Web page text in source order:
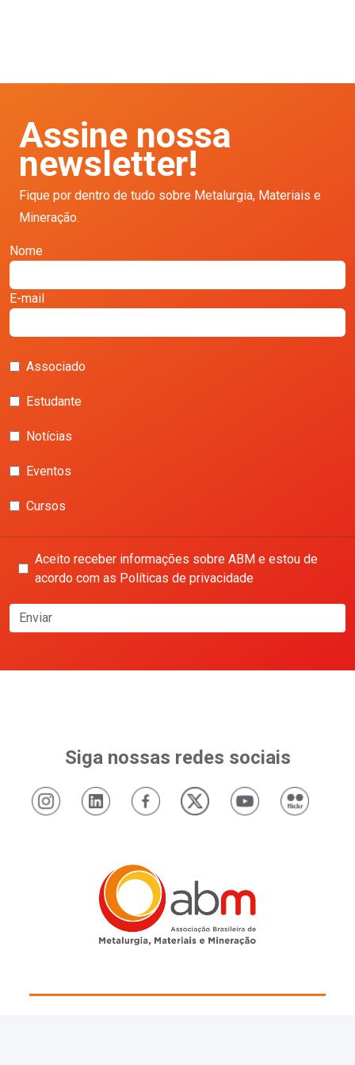
Assine nossa
newsletter!
Fique por dentro de tudo sobre Metalurgia, Materiais e
Mineração.
Nome
E-mail
Associado
Estudante
Notícias
Eventos
Cursos
Aceito receber informações sobre ABM e estou de
acordo com as Políticas de privacidade
Enviar
Siga nossas redes sociais